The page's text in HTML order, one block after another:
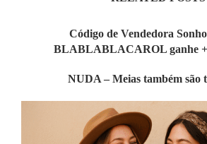
Código de Vendedora
BLABLABLACAROL ganhe
NUDA – Meias também são